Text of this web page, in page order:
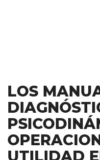
LOS
UTILIDAD